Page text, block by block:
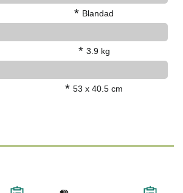
* Blandad
* 3.9 kg
* 53 x 40.5 cm